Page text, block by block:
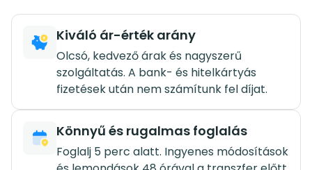
Kiváló ár-érték arány
Olcsó, kedvező árak és nagyszerű
szolgáltatás. A bank- és hitelkártyás
fizetések után nem számítunk fel díjat.
Könnyű és rugalmas foglalás
Foglalj 5 perc alatt. Ingyenes módosítások